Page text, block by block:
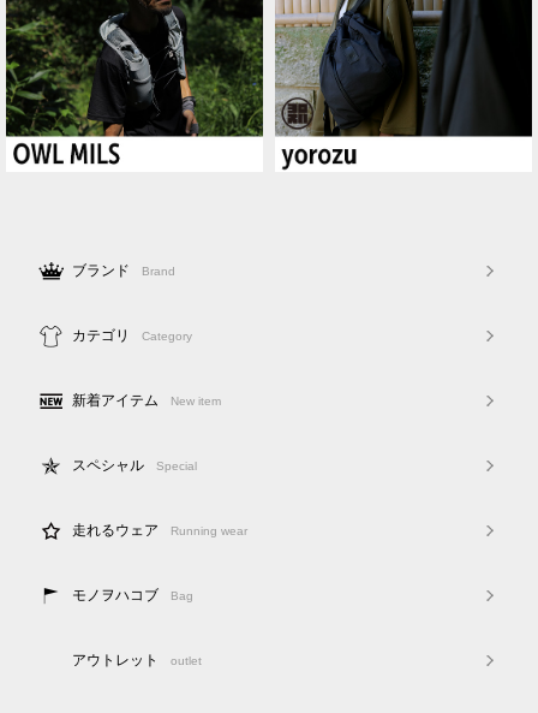
ブランド Brand
カテゴリ Category
新着アイテム New item
スペシャル Special
走れるウェア Running wear
モノヲハコブ Bag
アウトレット outlet